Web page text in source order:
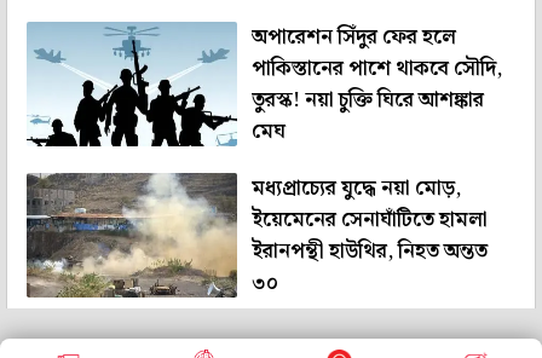
অপারেশন সিঁদুর ফের হলে
পাকিস্তানের পাশে থাকবে সৌদি,
তুরস্ক! নয়া চুক্তি ঘিরে আশঙ্কার
মেঘ
মধ্যপ্রাচ্যের যুদ্ধে নয়া মোড়,
ইয়েমেনের সেনাঘাঁটিতে হামলা
ইরানপন্থী হাউথির, নিহত অন্তত
৩০